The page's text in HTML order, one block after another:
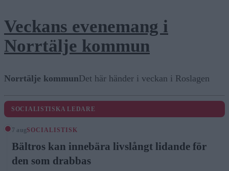
Veckans evenemang i
Norrtälje kommun
Norrtälje kommunDet här händer i veckan i Roslagen
SOCIALISTISKA LEDARE
7 augSOCIALISTISK
Bältros kan innebära livslångt lidande för
den som drabbas